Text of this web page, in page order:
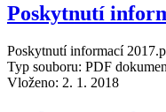
Poskytnutí
Poskytnutí informací
Typ souboru: PDF
Vloženo: 2. 1. 2018